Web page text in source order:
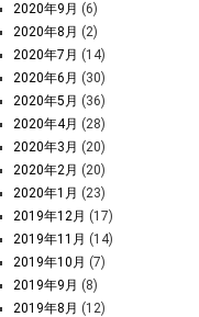
2020年9月 (6)
2020年8月 (2)
2020年7月 (14)
2020年6月 (30)
2020年5月 (36)
2020年4月 (28)
2020年3月 (20)
2020年2月 (20)
2020年1月 (23)
2019年12月 (17)
2019年11月 (14)
2019年10月 (7)
2019年9月 (8)
2019年8月 (12)